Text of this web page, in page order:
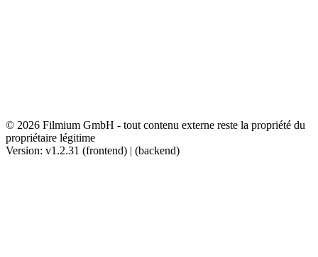
© 2026 Filmium GmbH - tout contenu externe reste la propriété du
propriétaire légitime
Version: v1.2.31 (frontend) | (backend)